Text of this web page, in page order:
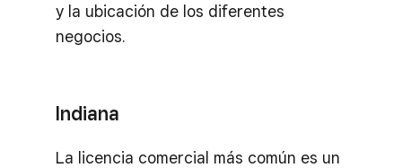
y la ubicación de los diferentes
negocios.
Indiana
La licencia comercial más común es un